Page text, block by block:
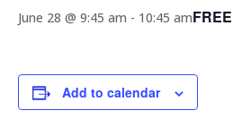
June 28 @ 9:45 am - 10:45 amFREE
Add to calendar